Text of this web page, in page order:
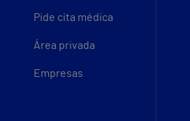
Pide cita médica
Área privada
Empresas